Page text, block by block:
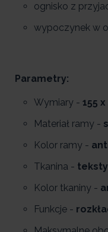
ognisko z
wypoczynek w
Parametry:
Wymiary - 155
Materiał ramy -
Kolor ramy -
Tkanina -
Kolor tkaniny -
Funkcje -